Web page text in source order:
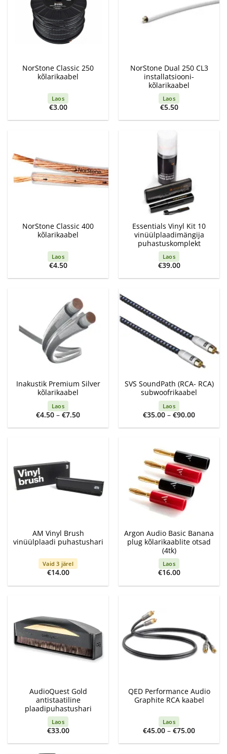
NorStone Classic 250
kõlarikaabel
Laos
€3.00
NorStone Dual 250 CL3
installatsiooni-
kõlarikaabel
Laos
€5.50
NorStone Classic 400
kõlarikaabel
Laos
€4.50
Essentials Vinyl Kit 10
vinüülplaadimängija
puhastuskomplekt
Laos
€39.00
Inakustik Premium Silver
kõlarikaabel
Laos
€4.50 – €7.50Price
€4.50
SVS SoundPath (RCA- RCA)
subwoofrikaabel
Laos
€35.00 – €90.00Price
€35.00
AM Vinyl Brush
vinüülplaadi puhastushari
Vaid 3 järel
€14.00
Argon Audio Basic Banana
plug kõlarikaablite otsad
(4tk)
Laos
€16.00
AudioQuest Gold
antistaatiline
plaadipuhastushari
Laos
€33.00
QED Performance Audio
Graphite RCA kaabel
Laos
€45.00 – €75.00Price
€45.00